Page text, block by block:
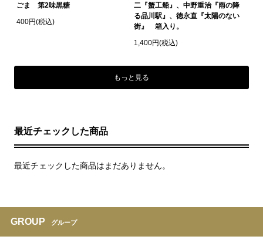
ごま 第2味黒糖
400円(税込)
二『蟹工船』、中野重治『雨の降
る品川駅』、徳永直『太陽のない
街』 箱入り。
1,400円(税込)
もっと見る
最近チェックした商品
最近チェックした商品はまだありません。
GROUP グループ